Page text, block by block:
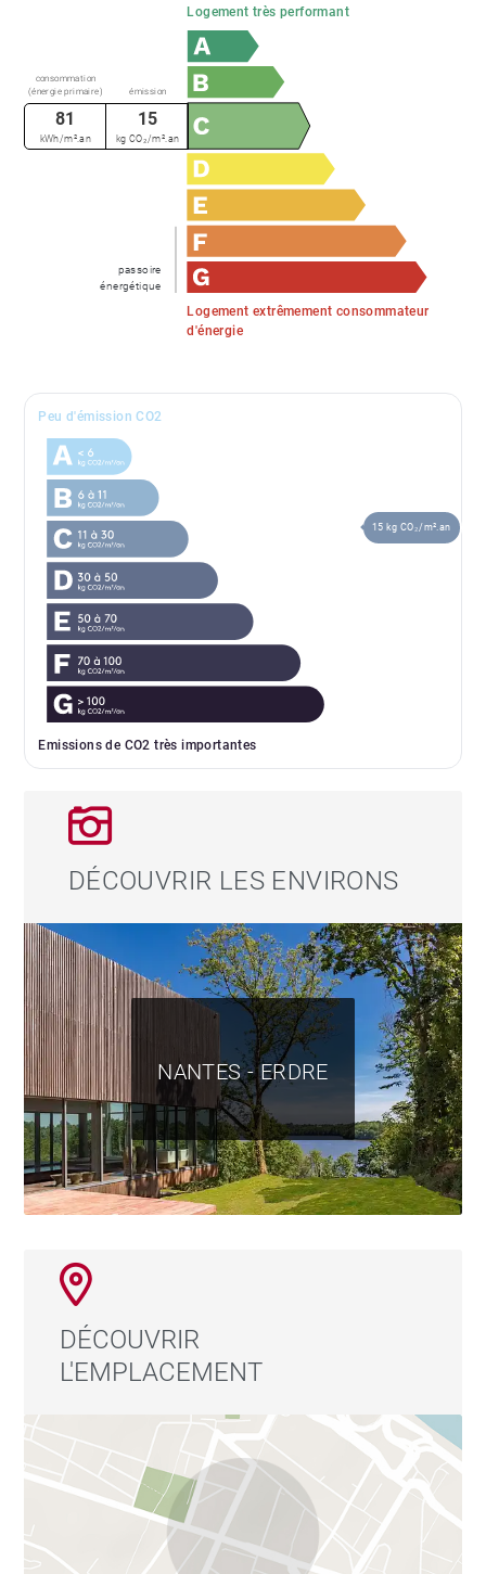
Logement très performant
Logement extrêmement consommateur
d'énergie
passoire
énergétique
consommation
(énergie primaire)
émission
81
kWh/m².an
15
kg CO₂/m².an
Peu d'émission CO2
Emissions de CO2 très importantes
15 kg CO₂/m².an
DÉCOUVRIR LES ENVIRONS
NANTES - ERDRE
DÉCOUVRIR
L'EMPLACEMENT